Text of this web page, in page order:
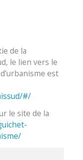
de la
le lien vers le
est
#/
le site de la